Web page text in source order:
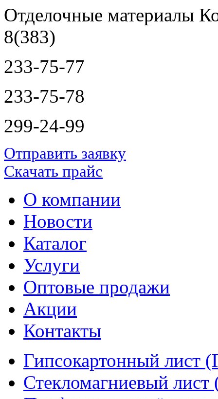
Отделочные материалы
8(383)
233-75-77
233-75-78
299-24-99
Отправить заявку
Скачать прайс
О компании
Новости
Каталог
Услуги
Оптовые продажи
Акции
Контакты
Гипсокартонный лист
Стекломагниевый